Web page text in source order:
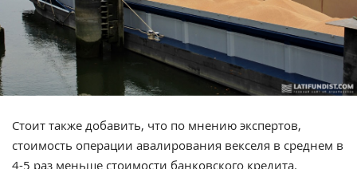
Стоит также добавить, что по мнению экспертов,
стоимость операции авалирования векселя в среднем в
4-5 раз меньше стоимости банковского кредита.